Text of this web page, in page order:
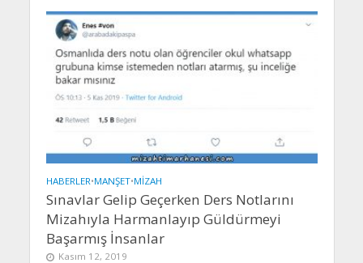
HABERLER•MANŞET•MIZAH
Sınavlar Gelip Geçerken Ders Notlarını
Mizahıyla Harmanlayıp Güldürmeyi
Başarmış İnsanlar
Kasım 12, 2019